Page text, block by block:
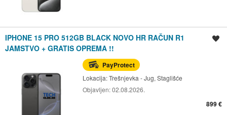
IPHONE 15 PRO 512GB BLACK NOVO HR RAČUN R1
JAMSTVO + GRATIS OPREMA !!
PayProtect
Lokacija:Trešnjevka - Jug, Staglišće
Objavljen:02.08.2026.
899 €